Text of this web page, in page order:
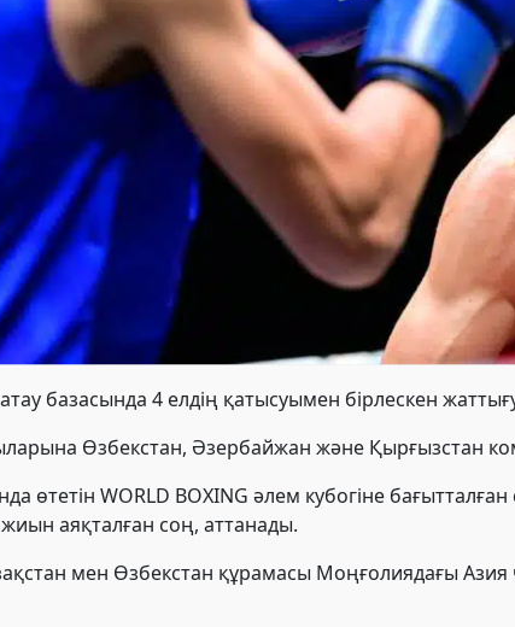
базасында 4 елдің қатысуымен бірлескен
Өзбекстан, Әзербайжан және Қырғызстан
өтетін WORLD BOXING әлем кубогінe
аяқталған соң, аттанады.
мен Өзбекстан құрамасы Моңғолиядағы